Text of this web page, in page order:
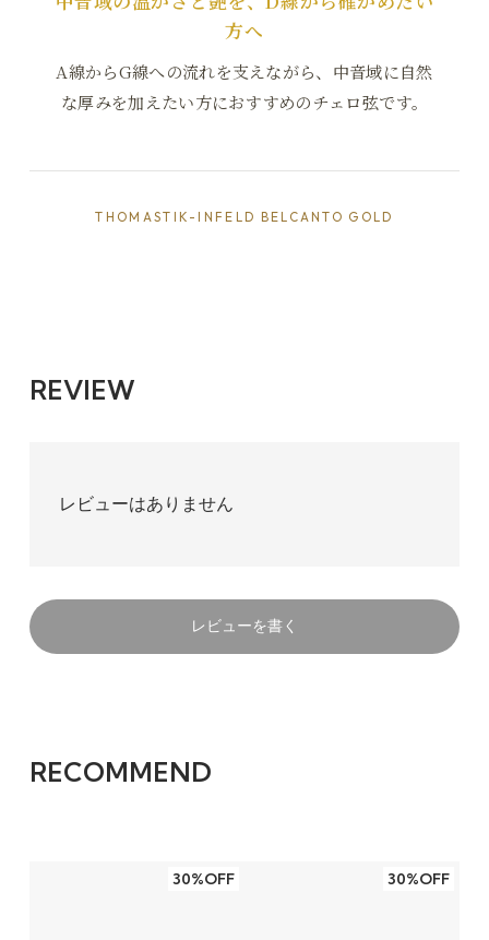
方へ
A線からG線への流れを支えながら、中音域に自然
な厚みを加えたい方におすすめのチェロ弦です。
THOMASTIK-INFELD BELCANTO GOLD
REVIEW
レビューはありません
レビューを書く
RECOMMEND
30%OFF 30%OFF